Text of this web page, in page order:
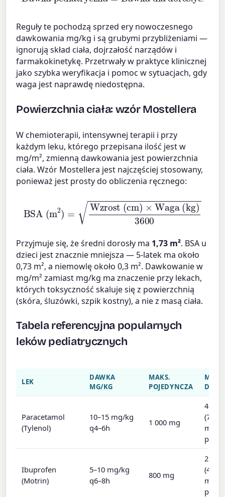
ł
Reguły te pochodzą sprzed ery nowoczesnego
dawkowania mg/kg i są grubymi przybliżeniami —
ignorują skład ciała, dojrzałość narządów i
farmakokinetykę. Przetrwały w praktyce klinicznej
jako szybka weryfikacja i pomoc w sytuacjach, gdy
waga jest naprawdę niedostępna.
Powierzchnia ciała: wzór Mostellera
W chemioterapii, intensywnej terapii i przy
każdym leku, którego przepisana ilość jest w
mg/m², zmienną dawkowania jest powierzchnia
ciała. Wzór Mostellera jest najczęściej stosowany,
ponieważ jest prosty do obliczenia ręcznego:
Wzrost (cm)×Waga (kg)3600
Przyjmuje się, że średni dorosły ma 1,73 m². BSA u
dzieci jest znacznie mniejsza — 5-latek ma około
0,73 m², a niemowlę około 0,3 m². Dawkowanie w
mg/m² zamiast mg/kg ma znaczenie przy lekach,
których toksyczność skaluje się z powierzchnią
(skóra, śluzówki, szpik kostny), a nie z masą ciała.
Tabela referencyjna popularnych
leków pediatrycznych
LEK
DAWKA
MG/KG
MAKS.
POJEDYNCZA
Paracetamol
(Tylenol)
10–15 mg/kg
q4–6h
1 000 mg
4
(75
mg/
ped.)
Ibuprofen
(Motrin)
5–10 mg/kg
q6–8h
800 mg
2
(40
mg/
ped.)